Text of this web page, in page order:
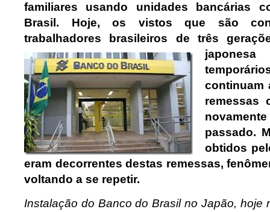
familiares usando unidades bancárias
Brasil. Hoje, os vistos que são
trabalhadores brasileiros de três
continuam
remessas
passado.
obtidos
eram decorrentes destas remessas,
voltando a se repetir.
Instalação do Banco do Brasil no Japão, hoje